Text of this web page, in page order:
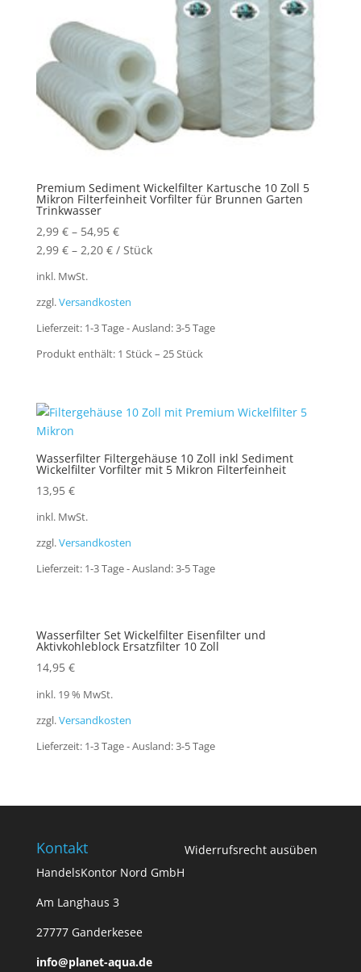
Premium Sediment Wickelfilter Kartusche 10 Zoll 5
Mikron Filterfeinheit Vorfilter für Brunnen Garten
Trinkwasser
2,99 €– 54,95 €
2,99 €– 2,20 €/ Stück
inkl. MwSt.
zzgl.Versandkosten
Lieferzeit: 1-3 Tage - Ausland: 3-5 Tage
Produkt enthält: 1 Stück– 25Stück
Wasserfilter Filtergehäuse 10 Zoll inkl Sediment
Wickelfilter Vorfilter mit 5 Mikron Filterfeinheit
13,95 €
inkl. MwSt.
zzgl.Versandkosten
Lieferzeit: 1-3 Tage - Ausland: 3-5 Tage
Wasserfilter Set Wickelfilter Eisenfilter und
Aktivkohleblock Ersatzfilter 10 Zoll
14,95 €
inkl. 19 % MwSt.
zzgl.Versandkosten
Lieferzeit: 1-3 Tage - Ausland: 3-5 Tage
Kontakt
HandelsKontor Nord GmbH
Am Langhaus 3
27777 Ganderkesee
info@planet-aqua.de
Widerrufsrecht ausüben